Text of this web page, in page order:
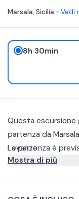
Marsala, Sicilia - Vedi
8h 30min
Questa escursione
partenza da
Levanzo.
La partenza è
alle 9:00. Una volta
Mostra di più